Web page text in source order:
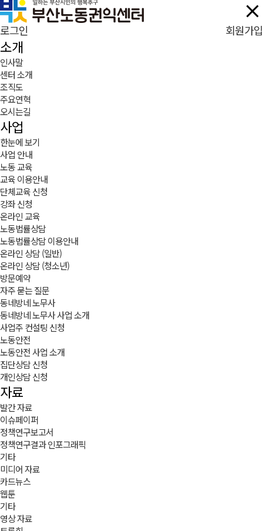
로그인 회원가입
소개
인사말
센터 소개
조직도
주요연혁
오시는길
사업
한눈에 보기
사업 안내
노동 교육
교육 이용안내
단체교육 신청
강좌 신청
온라인 교육
노동법률상담
노동법률상담 이용안내
온라인 상담 (일반)
온라인 상담 (청소년)
방문예약
자주 묻는 질문
동네방네 노무사
동네방네 노무사 사업 소개
사업주 컨설팅 신청
노동안전
노동안전 사업 소개
집단상담 신청
개인상담 신청
자료
발간 자료
이슈페이퍼
정책연구보고서
정책연구결과 인포그래픽
기타
미디어 자료
카드뉴스
웹툰
기타
영상 자료